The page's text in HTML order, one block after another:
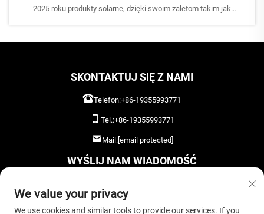
2025 roku produkty solarne, dzięki swoim zaletom takim jak
SKONTAKTUJ SIĘ Z NAMI
Telefon:+86-19355993771
Tel.:+86-19355993771
Mail:[email protected]
WYŚLIJ NAM WIADOMOŚĆ
We value your privacy
We use cookies and similar tools to provide our services. If you